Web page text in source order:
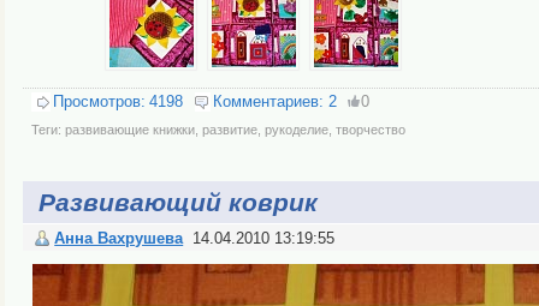
Просмотров: 4198 Комментариев: 2 0
Теги: развивающие книжки, развитие, рукоделие, творчество
Развивающий коврик
Анна Вахрушева 14.04.2010 13:19:55